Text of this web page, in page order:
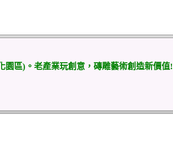
園區)。老產業玩創意，磚雕藝術創造新價值!